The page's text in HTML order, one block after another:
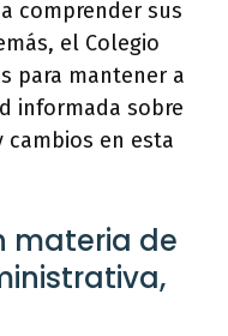
comprender sus
el Colegio
para mantener a
informada sobre
cambios en esta
materia de